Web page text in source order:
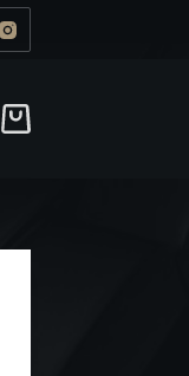
Shopping